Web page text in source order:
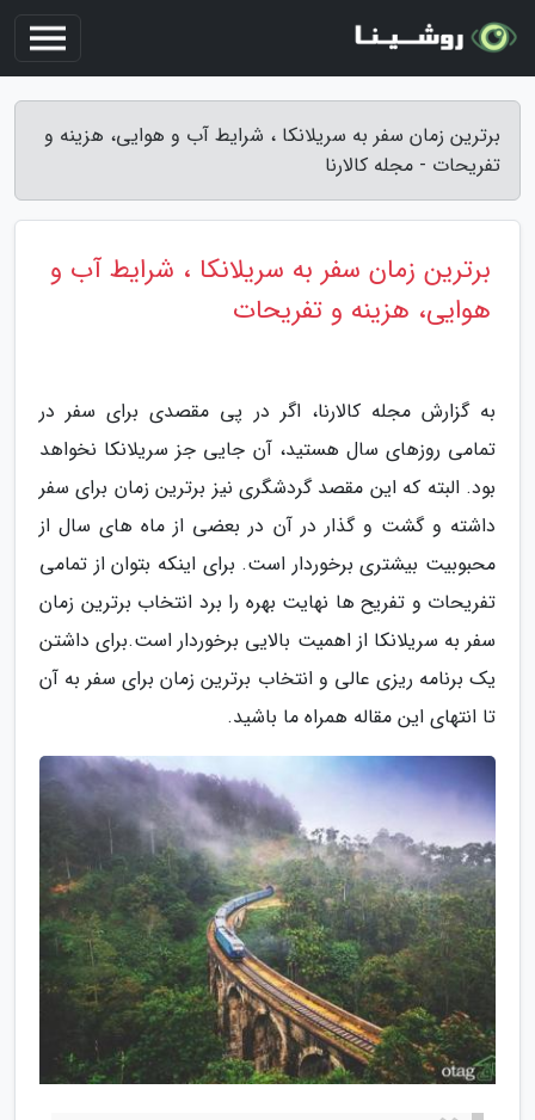
برترین زمان سفر به سریلانکا ، شرایط آب و هوایی، هزینه و
تفریحات - مجله کالارنا
برترین زمان سفر به سریلانکا ، شرایط آب و
هوایی، هزینه و تفریحات
به گزارش مجله کالارنا، اگر در پی مقصدی برای سفر در
تمامی روزهای سال هستید، آن جایی جز سریلانکا نخواهد
بود. البته که این مقصد گردشگری نیز برترین زمان برای سفر
داشته و گشت و گذار در آن در بعضی از ماه های سال از
محبوبیت بیشتری برخوردار است. برای اینکه بتوان از تمامی
تفریحات و تفریح ها نهایت بهره را برد انتخاب برترین زمان
سفر به سریلانکا از اهمیت بالایی برخوردار است.برای داشتن
یک برنامه ریزی عالی و انتخاب برترین زمان برای سفر به آن
تا انتهای این مقاله همراه ما باشید.